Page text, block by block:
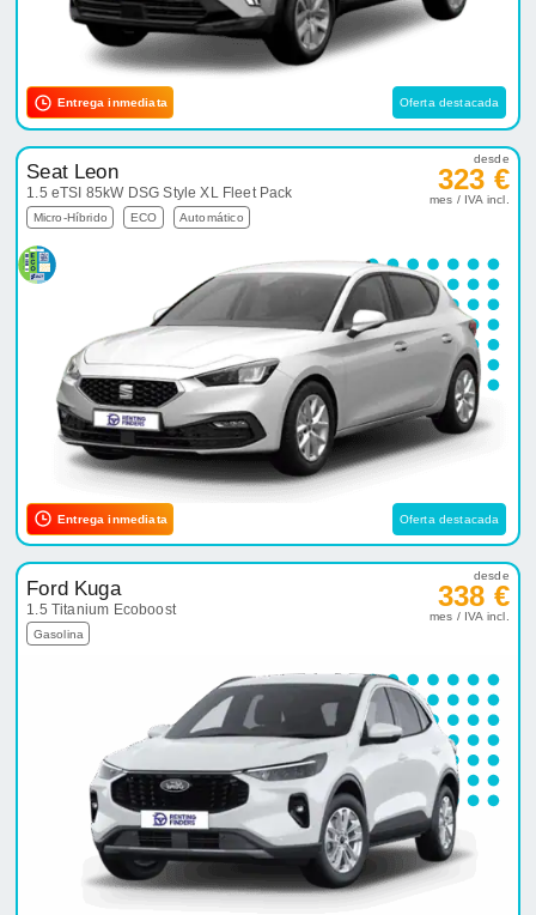
Entrega inmediata Oferta destacada
Seat Leon
1.5 eTSI 85kW DSG Style XL Fleet Pack
Micro-Híbrido ECO Automático
desde
323 €
mes / IVA incl.
Entrega inmediata Oferta destacada
Ford Kuga
1.5 Titanium Ecoboost
Gasolina
desde
338 €
mes / IVA incl.